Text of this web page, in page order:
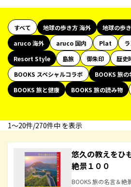
すべて 地球の歩き方 海外
地球の歩
aruco 海外
aruco 国内 Plat
Resort Style
島旅 御朱印 歴史
BOOKS スペシャルコラボ
BOOKS 旅の
BOOKS 旅と健康
BOOKS 旅の読み物
1〜20件/270件中 を表示
悠久の教えをひ
絶景１００
BOOKS 旅の名言＆絶